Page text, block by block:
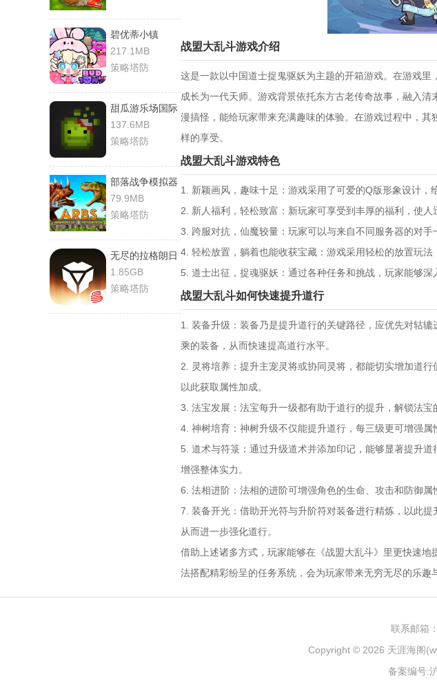
碧优蒂小镇
217.1MB
策略塔防
甜瓜游乐场国际
服
137.6MB
策略塔防
部落战争模拟器
79.9MB
策略塔防
无尽的拉格朗日
百度版
1.85GB
策略塔防
战盟大乱斗游戏介绍
这是一款以中国道士捉鬼驱妖为主题的开箱游戏。在游戏
成长为一代天师。游戏背景依托东方古老传奇故事，融入
漫搞怪，能给玩家带来充满趣味的体验。在游戏过程中，
样的享受。
战盟大乱斗游戏特色
1. 新颖画风，趣味十足：游戏采用了可爱的Q版形象设计，
2. 新人福利，轻松致富：新玩家可享受到丰厚的福利，使人
3. 跨服对抗，仙魔较量：玩家可以与来自不同服务器的对手
4. 轻松放置，躺着也能收获宝藏：游戏采用轻松的放置玩法
5. 道士出征，捉魂驱妖：通过各种任务和挑战，玩家能够深
战盟大乱斗如何快速提升道行
1. 装备升级：装备乃是提升道行的关键路径，应优先对轱
乘的装备，从而快速提高道行水平。
2. 灵将培养：提升主宠灵将或协同灵将，都能切实增加道
以此获取属性加成。
3. 法宝发展：法宝每升一级都有助于道行的提升，解锁法宝
4. 神树培育：神树升级不仅能提升道行，每三级更可增强属
5. 道术与符箓：通过升级道术并添加印记，能够显著提升
增强整体实力。
6. 法相进阶：法相的进阶可增强角色的生命、攻击和防御属
7. 装备开光：借助开光符与升阶符对装备进行精炼，以此
从而进一步强化道行。
借助上述诸多方式，玩家能够在《战盟大乱斗》里更快速
法搭配精彩纷呈的任务系统，会为玩家带来无穷无尽的乐趣
联系邮箱
Copyright © 2026 天涯海阁
备案编号: